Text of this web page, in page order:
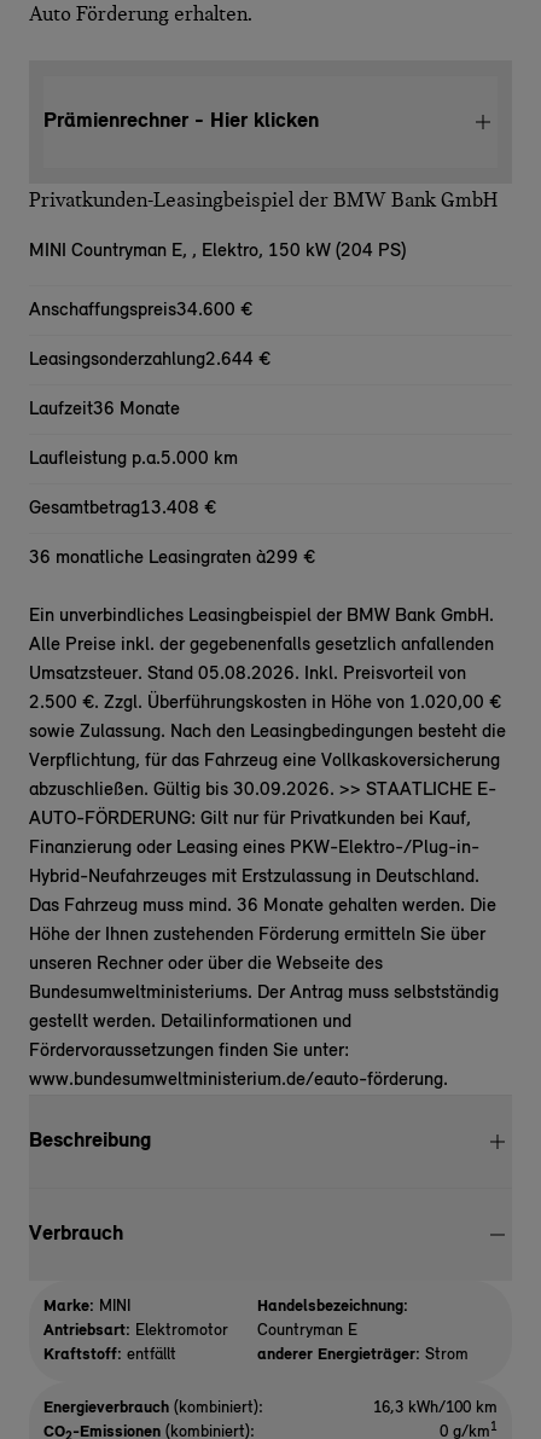
Auto Förderung erhalten.
Prämienrechner - Hier klicken
Privatkunden-Leasingbeispiel der BMW Bank GmbH
MINI Countryman E, , Elektro, 150 kW (204 PS)
Anschaffungspreis34.600 €
Leasingsonderzahlung2.644 €
Laufzeit36 Monate
Laufleistung p.a.5.000 km
Gesamtbetrag13.408 €
36 monatliche Leasingraten à299 €
Ein unverbindliches Leasingbeispiel der BMW Bank GmbH.
Alle Preise inkl. der gegebenenfalls gesetzlich anfallenden
Umsatzsteuer. Stand 05.08.2026. Inkl. Preisvorteil von
2.500 €. Zzgl. Überführungskosten in Höhe von 1.020,00 €
sowie Zulassung. Nach den Leasingbedingungen besteht die
Verpflichtung, für das Fahrzeug eine Vollkaskoversicherung
abzuschließen. Gültig bis 30.09.2026. >> STAATLICHE E-
AUTO-FÖRDERUNG: Gilt nur für Privatkunden bei Kauf,
Finanzierung oder Leasing eines PKW-Elektro-/Plug-in-
Hybrid-Neufahrzeuges mit Erstzulassung in Deutschland.
Das Fahrzeug muss mind. 36 Monate gehalten werden. Die
Höhe der Ihnen zustehenden Förderung ermitteln Sie über
unseren Rechner oder über die Webseite des
Bundesumweltministeriums. Der Antrag muss selbstständig
gestellt werden. Detailinformationen und
Fördervoraussetzungen finden Sie unter:
www.bundesumweltministerium.de/eauto-förderung.
Beschreibung
Verbrauch
Marke: MINI
Antriebsart: Elektromotor
Kraftstoff: entfällt
Handelsbezeichnung:
Countryman E
anderer Energieträger: Strom
Energieverbrauch (kombiniert):
16,3 kWh/100 km
CO -Emissionen (kombiniert): 0 g/km1